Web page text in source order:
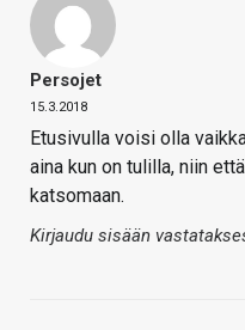
Persojet
15.3.2018
Etusivulla voisi olla
aina kun on tulilla, niin
katsomaan.
Kirjaudu sisään